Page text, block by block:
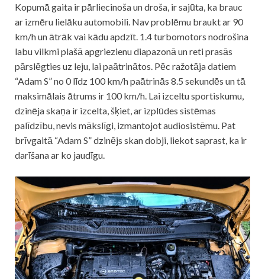
Kopumā gaita ir pārliecinoša un droša, ir sajūta, ka brauc
ar izmēru lielāku automobili. Nav problēmu braukt ar 90
km/h un ātrāk vai kādu apdzīt. 1.4 turbomotors nodrošina
labu vilkmi plašā apgriezienu diapazonā un reti prasās
pārslēgties uz leju, lai paātrinātos. Pēc ražotāja datiem
“Adam S” no 0 līdz 100 km/h paātrinās 8.5 sekundēs un tā
maksimālais ātrums ir 100 km/h. Lai izceltu sportiskumu,
dzinēja skaņa ir izcelta, šķiet, ar izplūdes sistēmas
palīdzību, nevis mākslīgi, izmantojot audiosistēmu. Pat
brīvgaitā “Adam S” dzinējs skan dobji, liekot saprast, ka ir
darīšana ar ko jaudīgu.